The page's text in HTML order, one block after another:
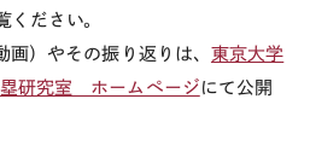
ください。
画）やその振り返りは、 東京大学
研究室 ホームページ にて公開